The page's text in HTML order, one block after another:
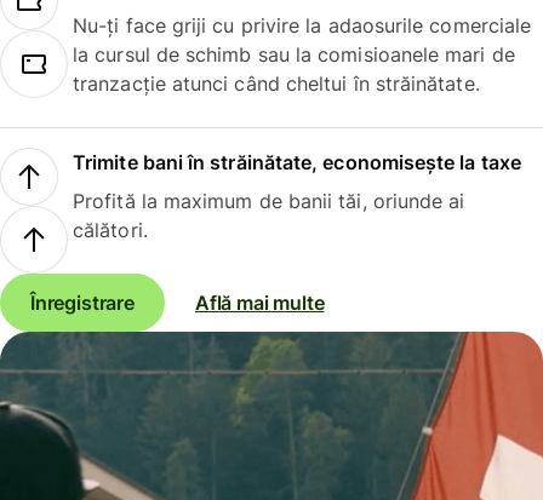
Nu-ți face griji cu privire la adaosurile comerciale
la cursul de schimb sau la comisioanele mari de
tranzacție atunci când cheltui în străinătate.
Trimite bani în străinătate, economisește la taxe
Profită la maximum de banii tăi, oriunde ai
călători.
Înregistrare Află mai multe